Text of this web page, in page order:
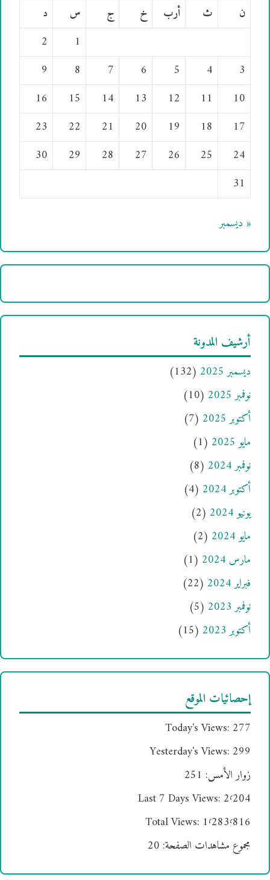
ن
ث أرب خ ج س
د
1
2
3
4
5
6
7
8
9
10
11
12
13
14
15
16
17
18
19
20
21
22
23
24
25
26
27
28
29
30
31
« ديسمبر
أرشيف المدونة
ديسمبر 2025
(132)
نوفمبر 2025
(10)
أكتوبر 2025
(7)
مايو 2025
(1)
نوفمبر 2024
(8)
أكتوبر 2024
(4)
يونيو 2024
(2)
مايو 2024
(2)
مارس 2024
(1)
فبراير 2024
(22)
نوفمبر 2023
(5)
أكتوبر 2023
(15)
إحصائيات الموقع
Today's Views: 277
Yesterday's Views: 299
زوار الأمس: 251
Last 7 Days Views: 2٬204
Total Views: 1٬283٬816
مجموع مشاهدات الصفحة: 20